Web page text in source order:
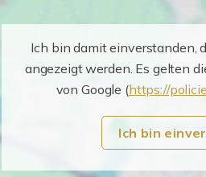
Ich bin damit einverstanden,
angezeigt werden. Es gelten
von Google (https://
Ich bin